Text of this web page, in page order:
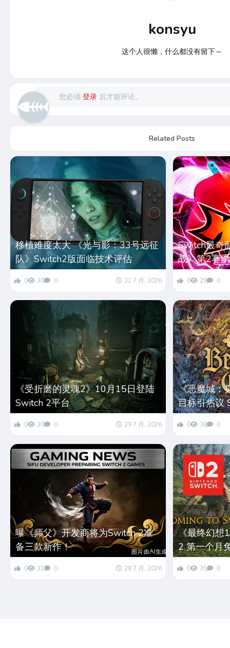
konsyu
这个人很懒，什么都没有留下～
您必须登录 后才能评论。
Related Posts
移植难度太大 《光与影：33号远征
队》Switch2版面临技术评估
0 30 0 31 7 月, 2026
Switch最奇
战》第2赛
0 29 0
《受折磨的灵魂2》10月15日登陆
Switch 2平台
0 30 0 29 7 月, 2026
《恶魔城：
目标引热议
0 38 0
曝《师父》开发商将为Switch 2准
备三款新作！
0 31 0 28 7 月, 2026
《最终幻想
2 第一个月
0 35 0